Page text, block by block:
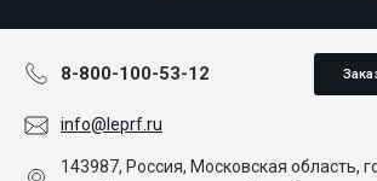
8-800-100-53-12
info@leprf.ru
143987, Россия, Московская область,